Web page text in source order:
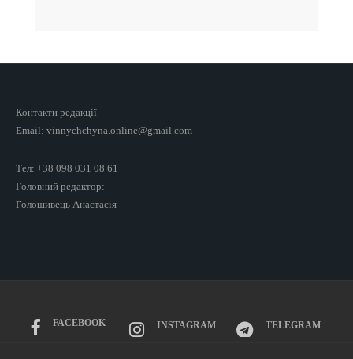
Контакти редакції
Email: vinnychchyna.online@gmail.com
Тел: +38 098 031 08 61
Головний редактор:
Голошивець Анастасія
FACEBOOK INSTAGRAM TELEGRAM